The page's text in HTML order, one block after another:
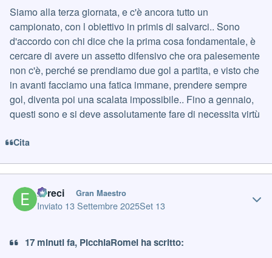
Siamo alla terza giornata, e c'è ancora tutto un
campionato, con l obiettivo in primis di salvarci.. Sono
d'accordo con chi dice che la prima cosa fondamentale, è
cercare di avere un assetto difensivo che ora palesemente
non c'è, perché se prendiamo due gol a partita, e visto che
in avanti facciamo una fatica immane, prendere sempre
gol, diventa poi una scalata impossibile.. Fino a gennaio,
questi sono e si deve assolutamente fare di necessita virtù
Cita
Erreci Gran Maestro
Inviato 13 Settembre 2025Set 13
17 minuti fa, PicchiaRomei ha scritto: